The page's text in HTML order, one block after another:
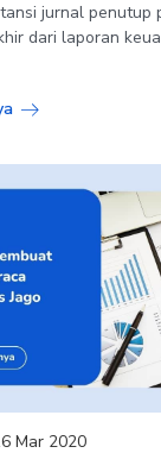
jurnal penutup
dari laporan
Mar 2020